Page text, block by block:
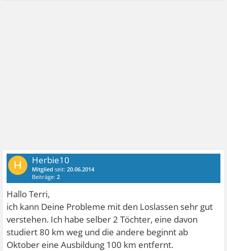
H Herbie10
Mitglied seit:20.06.2014
Beiträge:2
Hallo Terri,
ich kann Deine Probleme mit den Loslassen sehr gut
verstehen. Ich habe selber 2 Töchter, eine davon
studiert 80 km weg und die andere beginnt ab
Oktober eine Ausbildung 100 km entfernt.